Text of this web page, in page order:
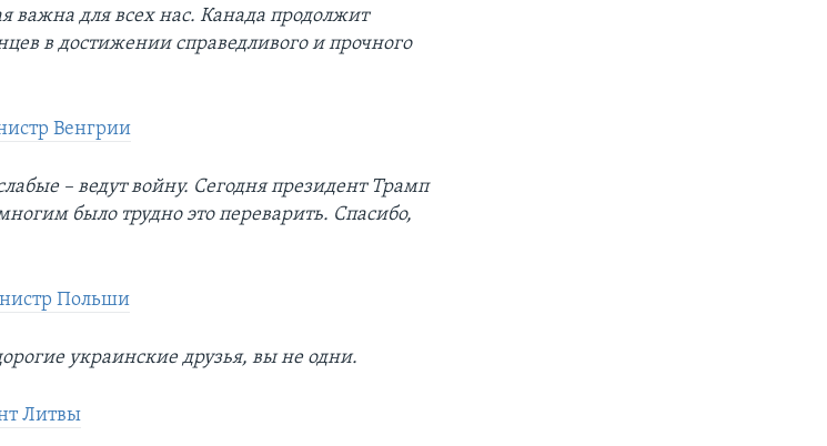
важна для всех нас. Канада продолжит
в достижении справедливого и прочного
Венгрии
– ведут войну. Сегодня президент Трамп
было трудно это переварить. Спасибо,
Польши
украинские друзья, вы не одни.
Литвы